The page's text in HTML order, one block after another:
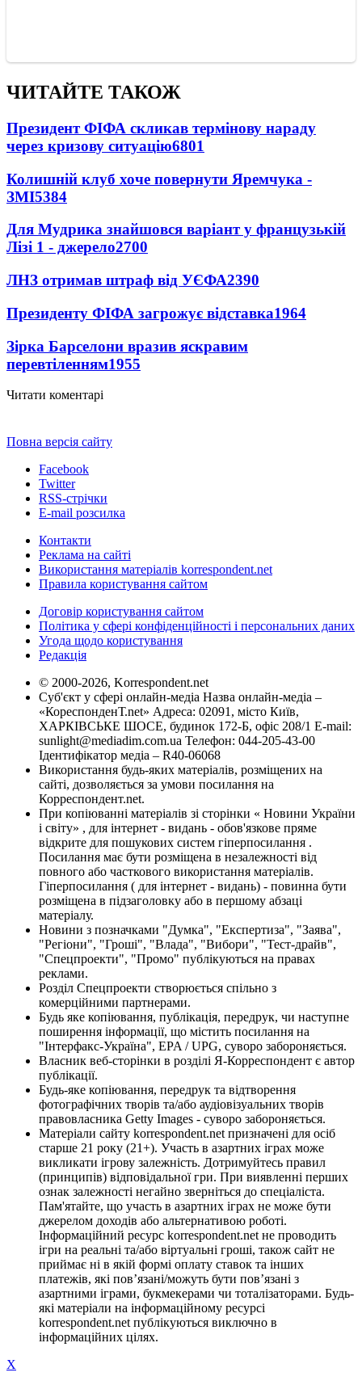
ЧИТАЙТЕ ТАКОЖ
Президент ФІФА скликав термінову нараду
через кризову ситуацію6801
Колишній клуб хоче повернути Яремчука -
ЗМІ5384
Для Мудрика знайшовся варіант у французькій
Лізі 1 - джерело2700
ЛНЗ отримав штраф від УЄФА2390
Президенту ФІФА загрожує відставка1964
Зірка Барселони вразив яскравим
перевтіленням1955
Читати коментарі
Повна версія сайту
Facebook
Twitter
RSS-стрічки
E-mail розсилка
Контакти
Реклама на сайті
Використання матеріалів korrespondent.net
Правила користування сайтом
Договір користування сайтом
Політика у сфері конфіденційності і персональних даних
Угода щодо користування
Редакція
© 2000-2026, Korrespondent.net
Суб'єкт у сфері онлайн-медіа Назва онлайн-медіа –
«КореспонденТ.net» Адреса: 02091, місто Київ,
ХАРКІВСЬКЕ ШОСЕ, будинок 172-Б, офіс 208/1 E-mail:
sunlight@mediadim.com.ua Телефон: 044-205-43-00
Ідентифікатор медіа – R40-06068
Використання будь-яких матеріалів, розміщених на
сайті, дозволяється за умови посилання на
Корреспондент.net.
При копіюванні матеріалів зі сторінки « Новини України
і світу» , для інтернет - видань - обов'язкове пряме
відкрите для пошукових систем гіперпосилання .
Посилання має бути розміщена в незалежності від
повного або часткового використання матеріалів.
Гіперпосилання ( для інтернет - видань) - повинна бути
розміщена в підзаголовку або в першому абзаці
матеріалу.
Новини з позначками "Думка", "Експертиза", "Заява",
"Регіони", "Гроші", "Влада", "Вибори", "Тест-драйв",
"Спецпроекти", "Промо" публікуються на правах
реклами.
Розділ Спецпроекти створюється спільно з
комерційними партнерами.
Будь яке копіювання, публікація, передрук, чи наступне
поширення інформації, що містить посилання на
"Інтерфакс-Україна", EPA / UPG, суворо забороняється.
Власник веб-сторінки в розділі Я-Корреспондент є автор
публікації.
Будь-яке копіювання, передрук та відтворення
фотографічних творів та/або аудіовізуальних творів
правовласника Getty Images - суворо забороняється.
Матеріали сайту korrespondent.net призначені для осіб
старше 21 року (21+). Участь в азартних іграх може
викликати ігрову залежність. Дотримуйтесь правил
(принципів) відповідальної гри. При виявленні перших
ознак залежності негайно зверніться до спеціаліста.
Пам'ятайте, що участь в азартних іграх не може бути
джерелом доходів або альтернативою роботі.
Інформаційний ресурс korrespondent.net не проводить
ігри на реальні та/або віртуальні гроші, також сайт не
приймає ні в якій формі оплату ставок та інших
платежів, які пов’язані/можуть бути пов’язані з
азартними іграми, букмекерами чи тоталізаторами. Будь-
які матеріали на інформаційному ресурсі
korrespondent.net публікуються виключно в
інформаційних цілях.
X